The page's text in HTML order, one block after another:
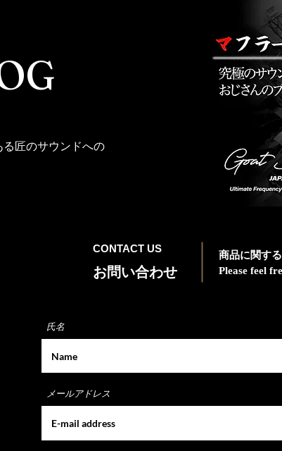
る匠のサウンドへの
商品に関す
Please feel
CONTACT US
お問い合わせ
氏名
メールアドレス